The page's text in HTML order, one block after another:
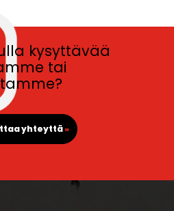
kysyttävää
tai
yhteyttä»